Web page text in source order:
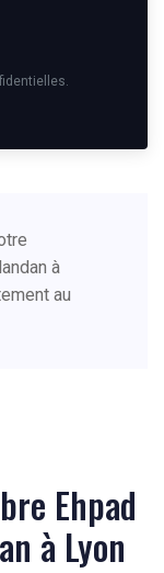
à
au
Ehpad
à Lyon